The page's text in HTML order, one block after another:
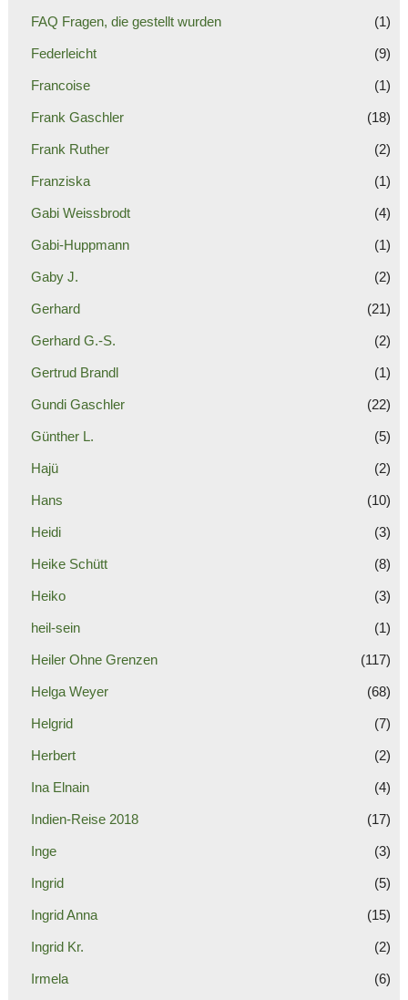
FAQ Fragen, die gestellt wurden (1)
Federleicht (9)
Francoise (1)
Frank Gaschler (18)
Frank Ruther (2)
Franziska (1)
Gabi Weissbrodt (4)
Gabi-Huppmann (1)
Gaby J. (2)
Gerhard (21)
Gerhard G.-S. (2)
Gertrud Brandl (1)
Gundi Gaschler (22)
Günther L. (5)
Hajü (2)
Hans (10)
Heidi (3)
Heike Schütt (8)
Heiko (3)
heil-sein (1)
Heiler Ohne Grenzen (117)
Helga Weyer (68)
Helgrid (7)
Herbert (2)
Ina Elnain (4)
Indien-Reise 2018 (17)
Inge (3)
Ingrid (5)
Ingrid Anna (15)
Ingrid Kr. (2)
Irmela (6)